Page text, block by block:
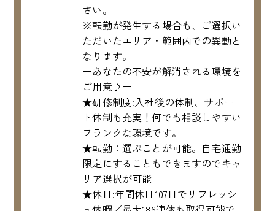
さい。
※転勤が発生する場合も、ご選択い
ただいたエリア・範囲内での異動と
なります。
ーあなたの不安が解消される環境を
ご用意♪ー
★研修制度:入社後の体制、サポー
ト体制も充実！何でも相談しやすい
フランクな環境です。
★転勤：選ぶことが可能。自宅通勤
限定にすることもできますのでキャ
リア選択が可能
★休日:年間休日107日でリフレッシ